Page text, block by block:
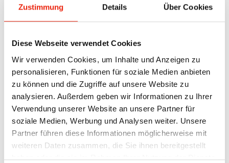
Zustimmung Details Über Cookies
Diese Webseite verwendet Cookies
Wir verwenden Cookies, um Inhalte und Anzeigen zu
personalisieren, Funktionen für soziale Medien anbieten
zu können und die Zugriffe auf unsere Website zu
analysieren. Außerdem geben wir Informationen zu Ihrer
Verwendung unserer Website an unsere Partner für
soziale Medien, Werbung und Analysen weiter. Unsere
Partner führen diese Informationen möglicherweise mit
weiteren Daten zusammen, die Sie ihnen bereitgestellt
haben oder die sie im Rahmen Ihrer Nutzung der Dienste
določitev prostora za ležalno kabino
Za ležanje potrebujete bistveno več prostora.
Razmislite, ali želite vgraditi ukrivljeno ali ravno
ležalno površino. Postavite svojo želeno ležalno
površino ali na tla položite podlogo/deko ustrezne
velikosti. Okoli naj ne bo prostora pretesno
odmerjenega. Preverite, kje se vrata lahko dobro
odpirajo in kje se lahko udobno uležete na ležalno
površino.